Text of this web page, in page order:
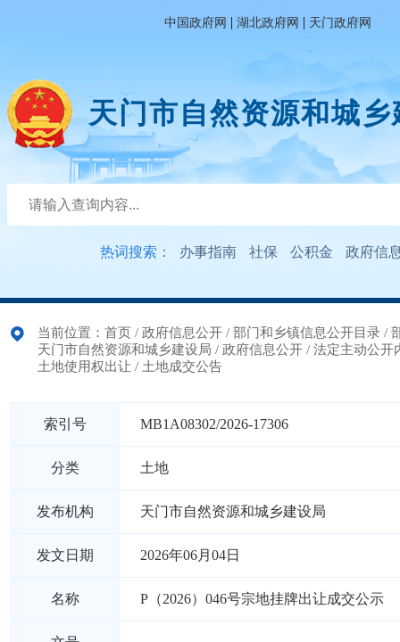
中国政府网 | 湖北政府网 | 天门政府网
天门市自然资源和城
热词搜索： 办事指南 社保 公积金 政府信
当前位置： 首页 / 政府信息公开 / 部门和乡镇信息公开目录 /
天门市自然资源和城乡建设局 / 政府信息公开 / 法定主动公开
土地使用权出让 / 土地成交公告
索引号 MB1A08302/2026-17306
分类 土地
发布机构 天门市自然资源和城乡建设局
发文日期 2026年06月04日
名称 P（2026）046号宗地挂牌出让成交公示